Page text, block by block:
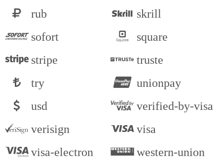
rub
skrill
sofort
square
stripe
truste
try
unionpay
usd
verified-by-visa
verisign
visa
visa-electron
western-union